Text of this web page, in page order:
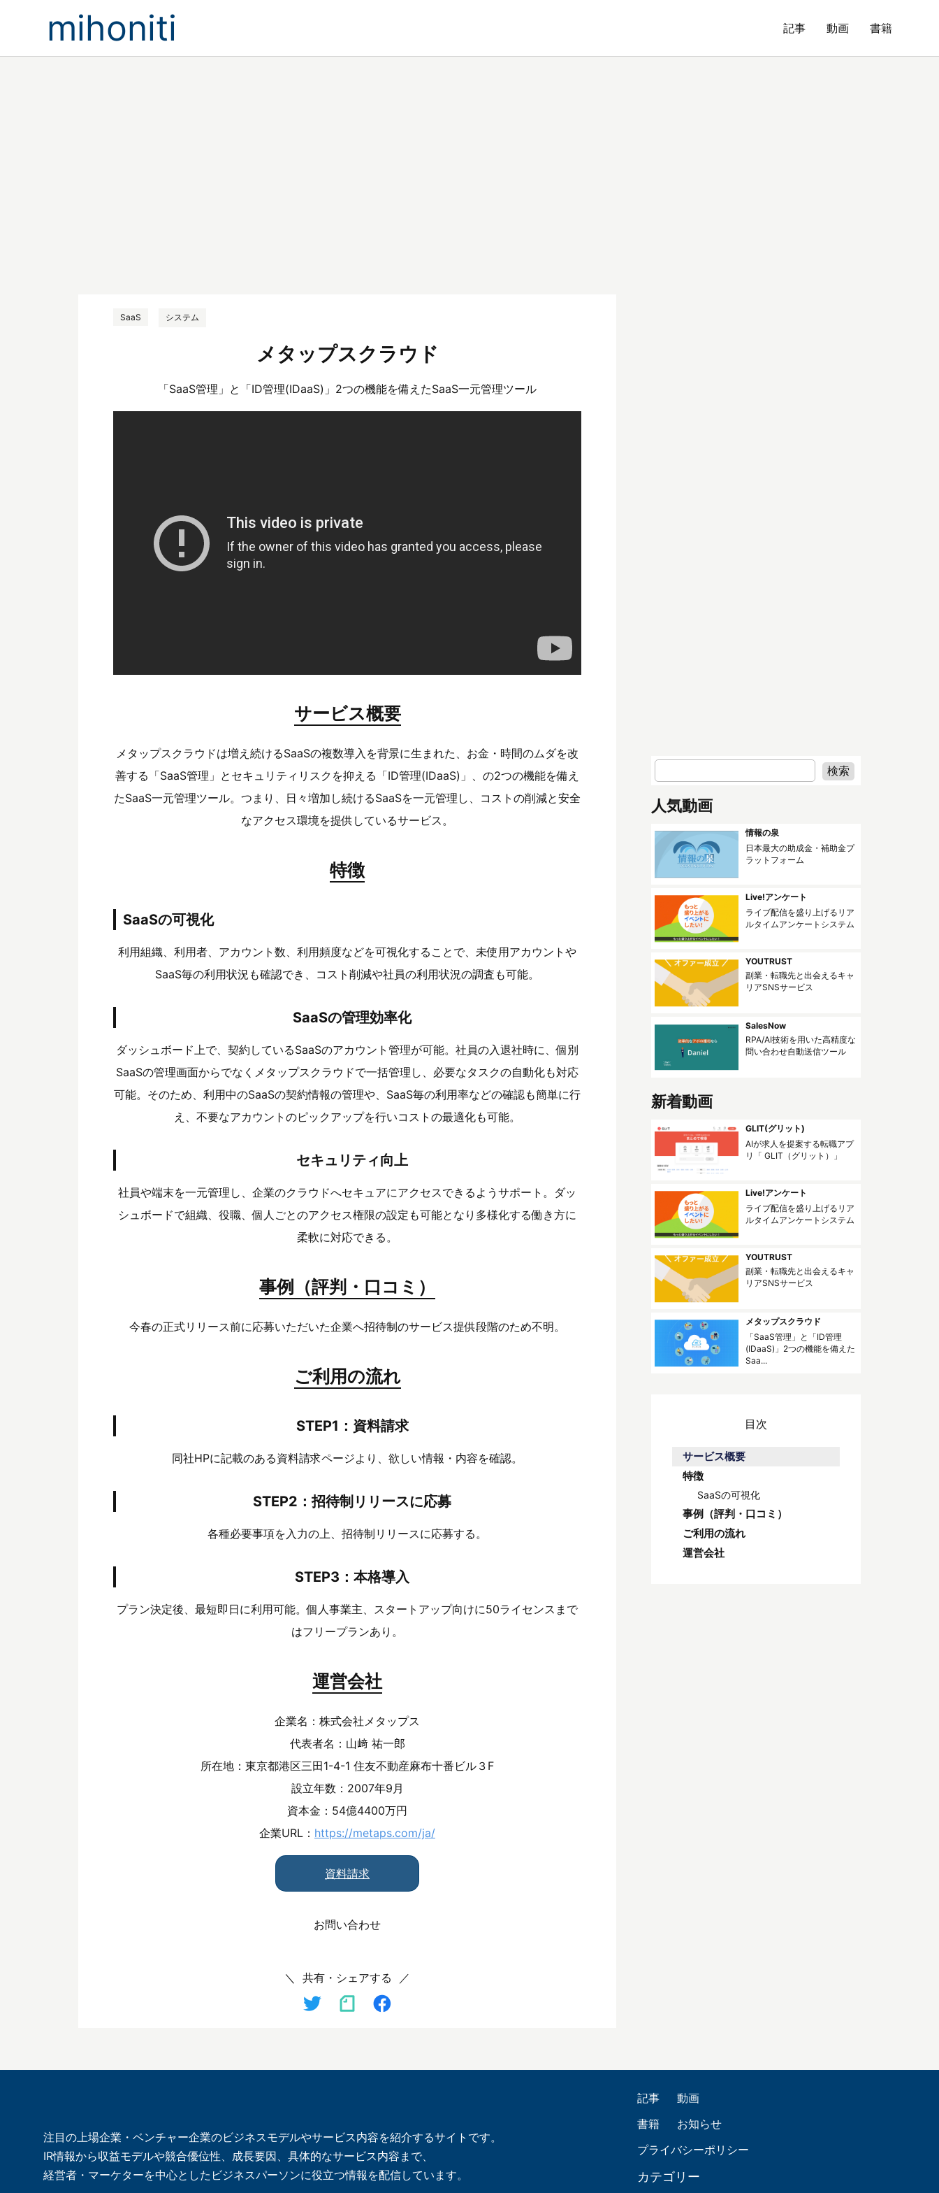
mihoniti 記事 動画 書籍
SaaS システム
メタップスクラウド
「SaaS管理」と「ID管理(IDaaS)」2つの機能を備えたSaaS一元管理ツール
サービス概要
メタップスクラウドは増え続けるSaaSの複数導入を背景に生まれた、お金・時間のムダを改
善する「SaaS管理」とセキュリティリスクを抑える「ID管理(IDaaS)」、の2つの機能を備え
たSaaS一元管理ツール。 つまり、日々増加し続けるSaaSを一元管理し、コストの削減と安全
なアクセス環境を提供しているサービス。
特徴
SaaSの可視化
利用組織、利用者、アカウント数、利用頻度などを可視化することで、未使用アカウントや
SaaS毎の利用状況も確認でき、コスト削減や社員の利用状況の調査も可能。
SaaSの管理効率化
ダッシュボード上で、契約しているSaaSのアカウント管理が可能。社員の入退社時に、個別
SaaSの管理画面からでなくメタップスクラウドで一括管理し、必要なタスクの自動化も対応
可能。 そのため、利用中のSaaSの契約情報の管理や、SaaS毎の利用率などの確認も簡単に行
え、不要なアカウントのピックアップを行いコストの最適化も可能。
セキュリティ向上
社員や端末を一元管理し、企業のクラウドへセキュアにアクセスできるようサポート。ダッ
シュボードで組織、役職、個人ごとのアクセス権限の設定も可能となり多様化する働き方に
柔軟に対応できる。
事例（評判・口コミ）
今春の正式リリース前に応募いただいた企業へ招待制のサービス提供段階のため不明。
ご利用の流れ
STEP1：資料請求
同社HPに記載のある資料請求ページより、欲しい情報・内容を確認。
STEP2：招待制リリースに応募
各種必要事項を入力の上、招待制リリースに応募する。
STEP3：本格導入
プラン決定後、最短即日に利用可能。個人事業主、スタートアップ向けに50ライセンスまで
はフリープランあり。
運営会社
企業名：株式会社メタップス
代表者名：山﨑 祐一郎
所在地：東京都港区三田1-4-1 住友不動産麻布十番ビル３F
設立年数：2007年9月
資本金：54億4400万円
企業URL： https://metaps.com/ja/
資料請求
お問い合わせ
共有・シェアする
人気動画
情報の泉
日本最大の助成金・補助金プ
ラットフォーム
Live!アンケート
ライブ配信を盛り上げるリア
ルタイムアンケートシステム
YOUTRUST
副業・転職先と出会えるキャ
リアSNSサービス
SalesNow
RPA/AI技術を用いた高精度な
問い合わせ自動送信ツール
新着動画
GLIT(グリット)
AIが求人を提案する転職アプ‪
リ「 GLIT（グリット）」
Live!アンケート
ライブ配信を盛り上げるリア
ルタイムアンケートシステム
YOUTRUST
副業・転職先と出会えるキャ
リアSNSサービス
メタップスクラウド
「SaaS管理」と「ID管理
(IDaaS)」2つの機能を備えた
Saa...
目次
サービス概要
特徴
SaaSの可視化
事例（評判・口コミ）
ご利用の流れ
運営会社
注目の上場企業・ベンチャー企業のビジネスモデルやサービス内容を紹介するサイトです。
IR情報から収益モデルや競合優位性、成長要因、具体的なサービス内容まで、
経営者・マーケターを中心としたビジネスパーソンに役立つ情報を配信しています。
記事
動画
書籍
お知らせ
プライバシーポリシー
カテゴリー